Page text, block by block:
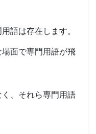
語は存在します。
面で専門用語が飛
、それら専門用語